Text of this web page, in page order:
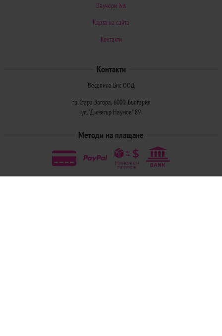
Ваучери Ivis
Карта на сайта
Контакти
Контакти
Веселина Бис ООД
гр. Стара Загора, 6000, България
ул. "Димитър Наумов" 89
Методи на плащане